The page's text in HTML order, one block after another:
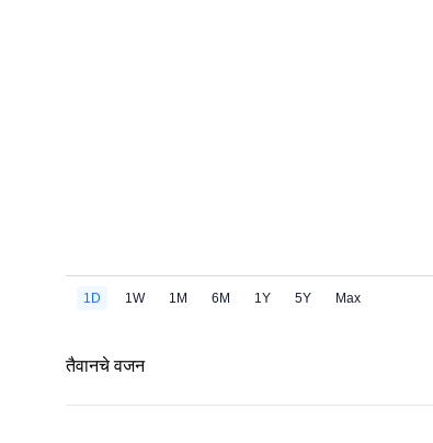
तैवानचे वजन